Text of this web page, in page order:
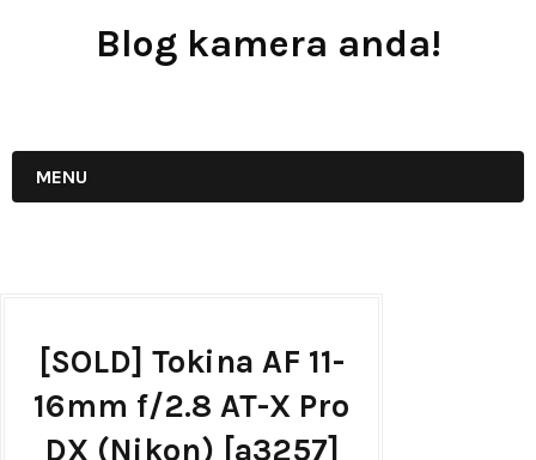
Blog kamera anda!
MENU
[SOLD] Tokina AF 11-
16mm f/2.8 AT-X Pro
DX (Nikon) [a3257]